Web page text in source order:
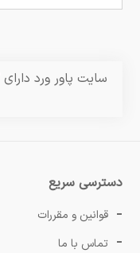
سایت پاور ورد دارای
دسترسی سریع
قوانین و مقررات
تماس با ما